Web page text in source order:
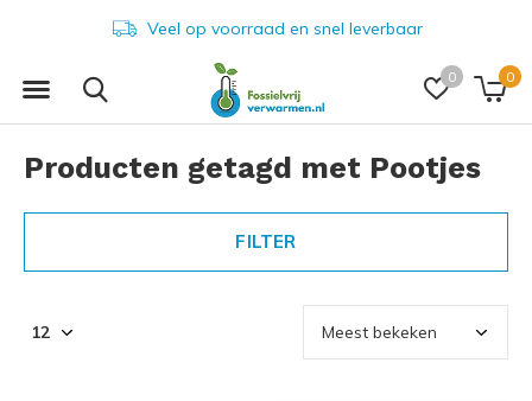
0 0
Veel op voorraad en snel leverbaar
Producten getagd met Pootjes
FILTER